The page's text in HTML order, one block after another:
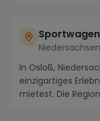
Niedersachsen
In Osloß,
einzigartiges
mietest. Die